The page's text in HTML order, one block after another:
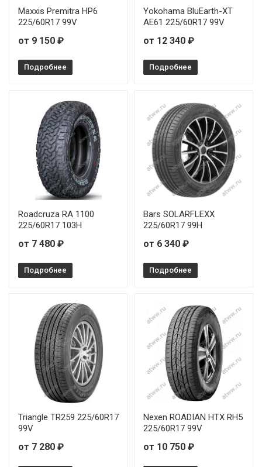
Maxxis Premitra HP6
225/60R17 99V
от 9 150 ₽
Подробнее
Yokohama BluEarth-XT
AE61 225/60R17 99V
от 12 340 ₽
Подробнее
Roadcruza RA 1100
225/60R17 103H
от 7 480 ₽
Подробнее
Bars SOLARFLEXX
225/60R17 99H
от 6 340 ₽
Подробнее
Triangle TR259 225/60R17
99V
от 7 280 ₽
Nexen ROADIAN HTX RH5
225/60R17 99V
от 10 750 ₽